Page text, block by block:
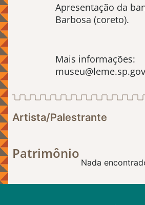
Apresentação da
Barbosa (coreto).
Mais informações:
Artista/Palestrante
Patrimônio
Nada